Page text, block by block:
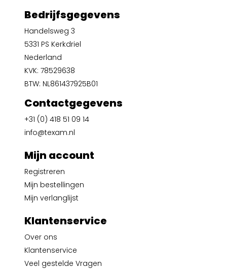
Bedrijfsgegevens
Handelsweg 3
5331 PS Kerkdriel
Nederland
KVK: 78529638
BTW: NL861437925B01
Contactgegevens
+31 (0) 418 51 09 14
info@texam.nl
Mijn account
Registreren
Mijn bestellingen
Mijn verlanglijst
Klantenservice
Over ons
Klantenservice
Veel gestelde Vragen